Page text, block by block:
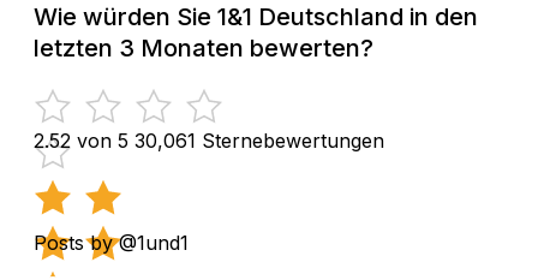
Wie würden Sie 1&1 Deutschland in den
letzten 3 Monaten bewerten?
2.52 von 5 30,061 Sternebewertungen
Posts by @1und1